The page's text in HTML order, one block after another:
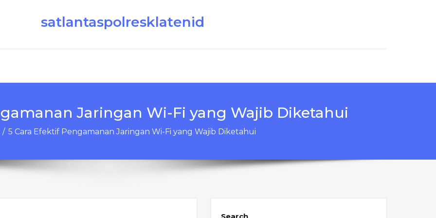
satlantaspolresklatenid
Jaringan Wi-Fi yang Wajib Diketahui
/ 5 Cara Efektif Pengamanan Jaringan Wi-Fi yang Wajib Diketahui